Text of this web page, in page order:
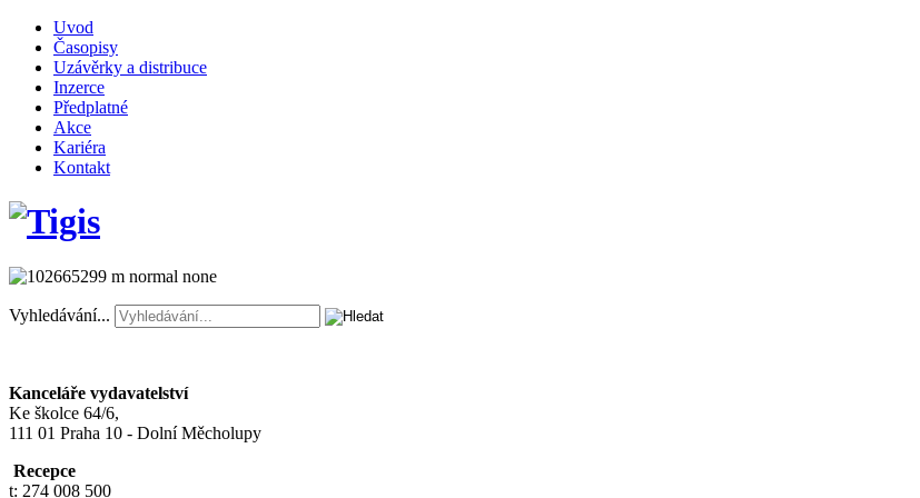
Uvod
Časopisy
Uzávěrky a distribuce
Inzerce
Předplatné
Akce
Kariéra
Kontakt
Vyhledávání...
Kanceláře vydavatelství
Ke školce 64/6,
111 01 Praha 10 - Dolní Měcholupy
Recepce
t: 274 008 500